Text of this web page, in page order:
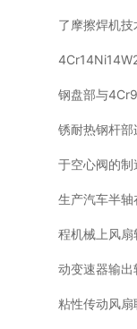
了摩擦焊机
钢盘部与
锈耐热钢杆
于空心阀的
生产汽车半
程机械上风扇
动变速器输出
粘性传动风